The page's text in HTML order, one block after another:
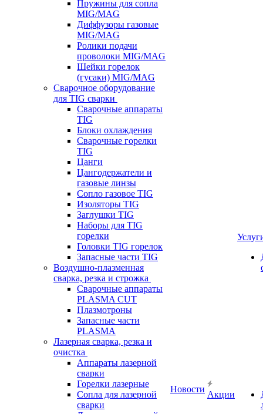
Пружины для сопла
MIG/MAG
Диффузоры газовые
MIG/MAG
Ролики подачи
проволоки MIG/MAG
Шейки горелок
(гусаки) MIG/MAG
Сварочное оборудование
для TIG сварки
Сварочные аппараты
TIG
Блоки охлаждения
Сварочные горелки
TIG
Цанги
Цангодержатели и
газовые линзы
Сопло газовое TIG
Изоляторы TIG
Заглушки TIG
Наборы для TIG
горелки
Головки TIG горелок
Запасные части TIG
Воздушно-плазменная
сварка, резка и строжка
Сварочные аппараты
PLASMA CUT
Плазмотроны
Запасные части
PLASMA
Лазерная сварка, резка и
очистка
Аппараты лазерной
сварки
Горелки лазерные
Сопла для лазерной
сварки
Новости
Акции